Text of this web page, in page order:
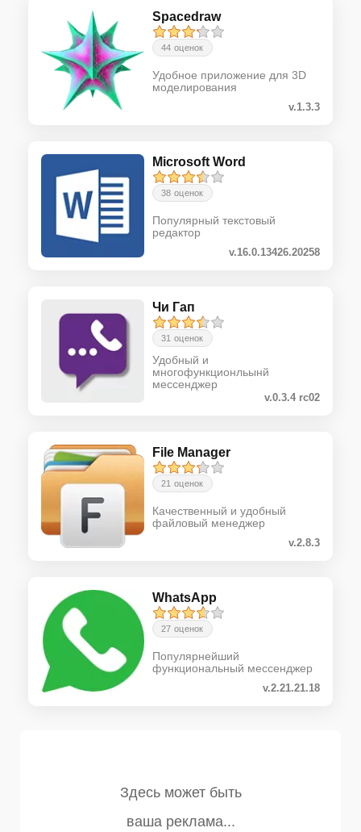
Spacedraw
44 оценок
Удобное приложение для 3D
моделирования
v.1.3.3
Microsoft Word
38 оценок
Популярный текстовый
редактор
v.16.0.13426.20258
Чи Гап
31 оценок
Удобный и
многофункционльынй
мессенджер
v.0.3.4 rc02
File Manager
21 оценок
Качественный и удобный
файловый менеджер
v.2.8.3
WhatsApp
27 оценок
Популярнейший
функциональный мессенджер
v.2.21.21.18